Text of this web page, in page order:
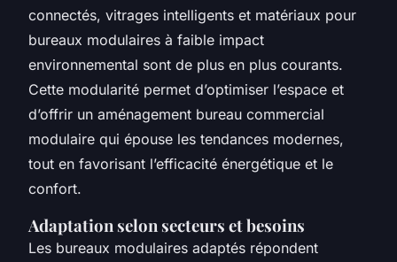
connectés, vitrages intelligents et matériaux pour
bureaux modulaires à faible impact
environnemental sont de plus en plus courants.
Cette modularité permet d’optimiser l’espace et
d’offrir un aménagement bureau commercial
modulaire qui épouse les tendances modernes,
tout en favorisant l’efficacité énergétique et le
confort.
Adaptation selon secteurs et besoins
Les bureaux modulaires adaptés répondent